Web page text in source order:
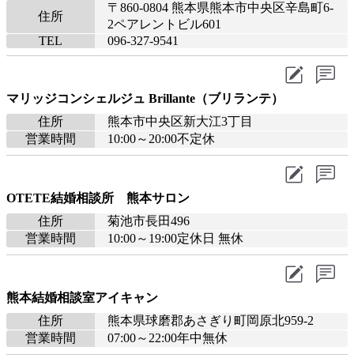
住所
〒860-0804 熊本県熊本市中央区辛島町6-
2ペアレントビル601
TEL
096-327-9541
マリッジコンシェルジュ Brillante（ブリランテ）
住所
熊本市中央区新大江3丁目
営業時間
10:00～20:00不定休
OTETE結婚相談所 熊本サロン
住所
菊池市長田496
営業時間
10:00～19:00定休日 無休
熊本結婚相談室アイキャン
住所
熊本県球磨郡あさぎり町岡原北959-2
営業時間
07:00～22:00年中無休